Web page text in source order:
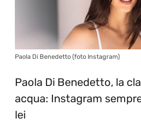
Paola Di Benedetto (foto Instagram)
Paola Di Benedetto, la
acqua: Instagram
lei